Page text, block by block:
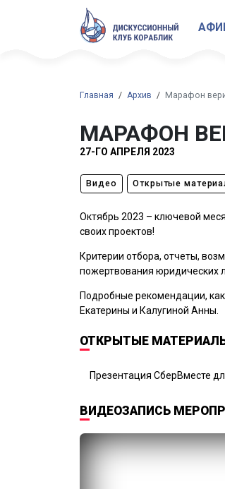
Главная Архив Марафон
МАРАФОН
27-ГО АПРЕЛЯ 2023
Видео Открытые
Октябрь 2023 – ключевой
своих проектов!
Критерии отбора, отчеты,
пожертвования юридических
Подробные рекомендации,
Екатерины и Калугиной Анны.
ОТКРЫТЫЕ
Презентация СберВместе
ВИДЕОЗАПИСЬ